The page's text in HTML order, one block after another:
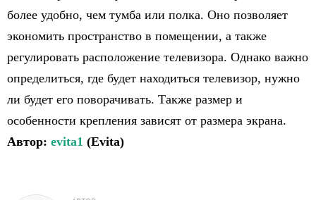
более удобно, чем тумба или полка. Оно позволяет
экономить пространство в помещении, а также
регулировать расположение телевизора. Однако важно
определиться, где будет находиться телевизор, нужно
ли будет его поворачивать. Также размер и
особенности крепления зависят от размера экрана.
Автор: evita1 (Evita)